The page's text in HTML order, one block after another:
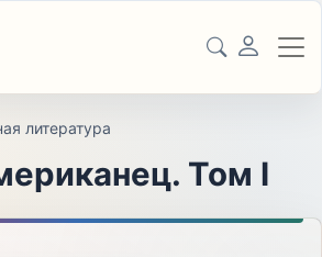
литература
Том I